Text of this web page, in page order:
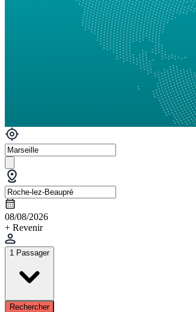
08/08/2026
+ Revenir
1 Passager
Rechercher